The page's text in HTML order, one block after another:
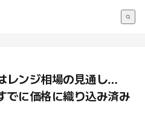
レンジ相場の見通し…
でに価格に織り込み済み